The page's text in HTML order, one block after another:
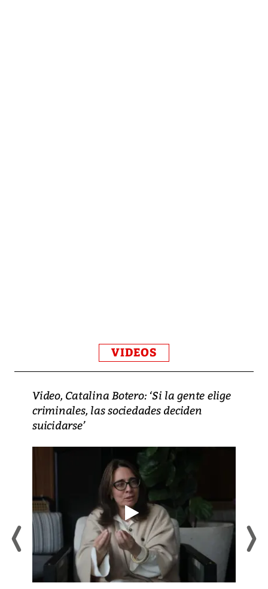
VIDEOS
Video, Catalina Botero: ‘Si la gente elige
criminales, las sociedades deciden
suicidarse’